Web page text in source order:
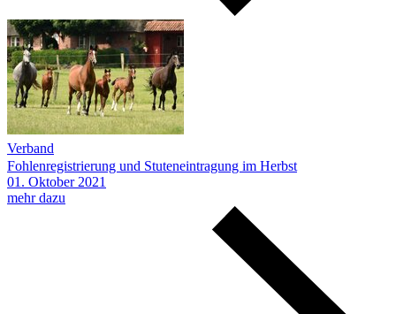
Verband
Fohlenregistrierung und Stuteneintragung im Herbst
01. Oktober 2021
mehr dazu